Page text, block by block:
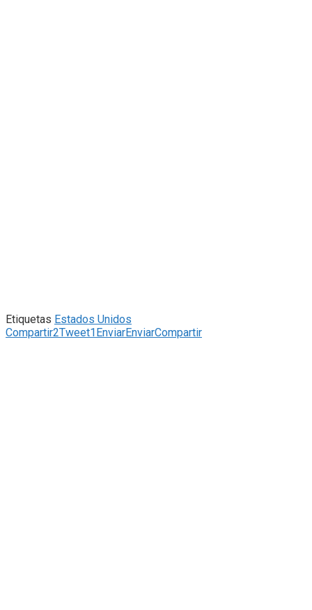
Etiquetas Estados Unidos
Compartir2Tweet1EnviarEnviarCompartir